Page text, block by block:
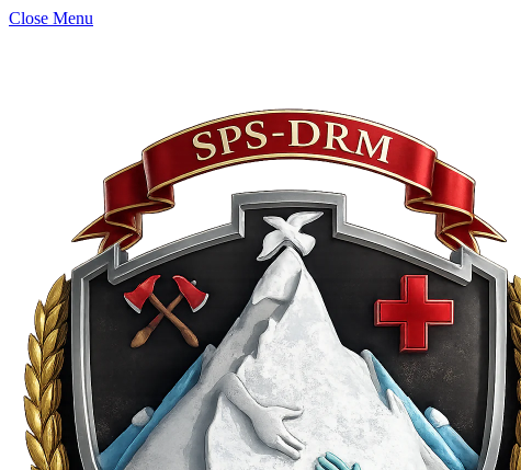
Close Menu